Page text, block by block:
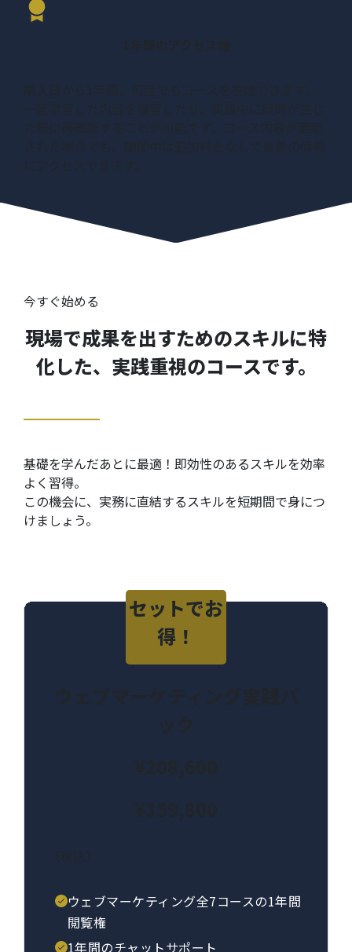
今すぐ始める
現場で成果を出すためのスキルに特
化した、実践重視のコースです。
基礎を学んだあとに最適！即効性のあるスキルを効率
よく習得。
この機会に、実務に直結するスキルを短期間で身につ
けましょう。
セットでお
得！
ウェブマーケティング全7コースの1年間
閲覧権
1年間のチャットサポート